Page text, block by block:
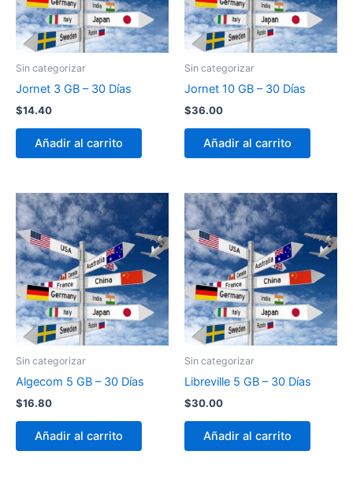
Sin categorizar
Jornet 3 GB – 30 Días
$14.40
Añadir al carrito
Sin categorizar
Jornet 10 GB – 30 Días
$36.00
Añadir al carrito
Sin categorizar
Algecom 5 GB – 30 Días
$16.80
Añadir al carrito
Sin categorizar
Libreville 5 GB – 30 Días
$30.00
Añadir al carrito